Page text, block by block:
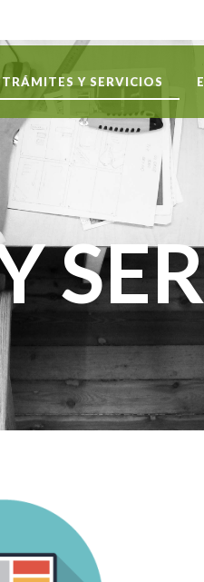
TRÁMITES Y SERVICIOS